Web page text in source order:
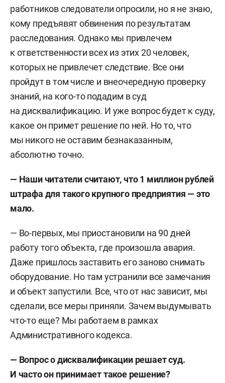
работников следователи опросили, но я не знаю,
кому предъявят обвинения по результатам
расследования. Однако мы привлечем
к ответственности всех из этих 20 человек,
которых не привлечет следствие. Все они
пройдут в том числе и внеочередную проверку
знаний, на кого-то подадим в суд
на дисквалификацию. И уже вопрос будет к суду,
какое он примет решение по ней. Но то, что
мы никого не оставим безнаказанным,
абсолютно точно.
— Наши читатели считают, что 1 миллион рублей
штрафа для такого крупного предприятия — это
мало.
— Во-первых, мы приостановили на 90 дней
работу того объекта, где произошла авария.
Даже пришлось заставить его заново снимать
оборудование. Но там устранили все замечания
и объект запустили. Все, что от нас зависит, мы
сделали, все меры приняли. Зачем выдумывать
что-то еще? Мы работаем в рамках
Административного кодекса.
— Вопрос о дисквалификации решает суд.
И часто он принимает такое решение?